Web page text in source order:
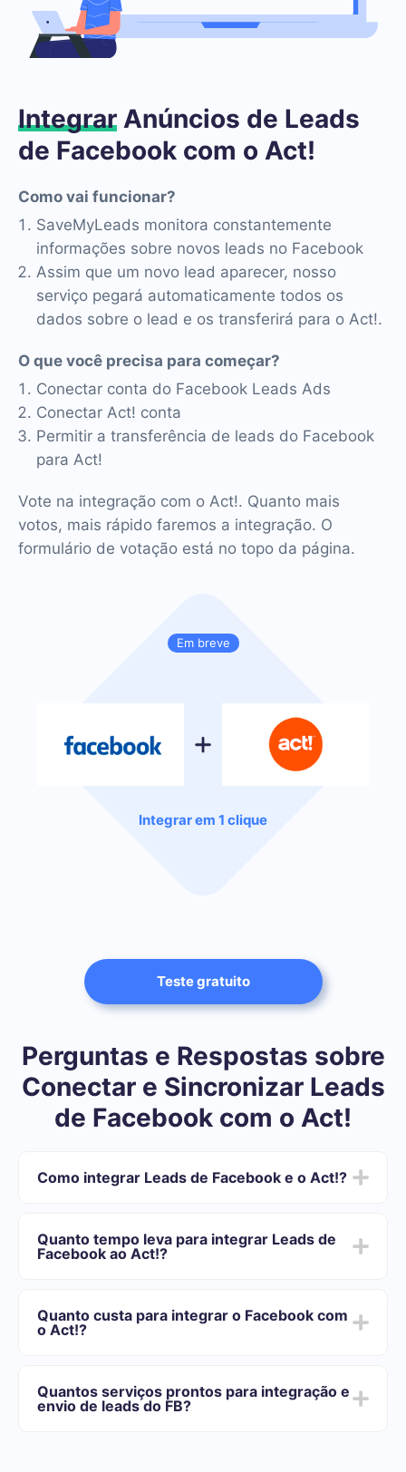
Em breve
Integrar em 1 clique
Integrar Anúncios de Leads
de Facebook com o Act!
Como vai funcionar?
SaveMyLeads monitora constantemente
informações sobre novos leads no Facebook
Assim que um novo lead aparecer, nosso
serviço pegará automaticamente todos os
dados sobre o lead e os transferirá para o Act!.
O que você precisa para começar?
Conectar conta do Facebook Leads Ads
Conectar Act! conta
Permitir a transferência de leads do Facebook
para Act!
Vote na integração com o Act!. Quanto mais
votos, mais rápido faremos a integração. O
formulário de votação está no topo da página.
Teste gratuito
Perguntas e Respostas sobre
Conectar e Sincronizar Leads
de Facebook com o Act!
Como integrar Leads de Facebook e o Act!?
Escolha quais dados transferir do Facebook para o
Act!
do Facebook para o Act!
Quanto tempo leva para integrar Leads de
Facebook ao Act!?
de 5 a 30 minutos. Em média, a configuração leva de
10 a 15 minutos.
Quanto custa para integrar o Facebook com
o Act!?
conjunto de recursos que melhor se adapta às suas
necessidades. Além disso, você tem a oportunidade de
Quantos serviços prontos para integração e
envio de leads do FB?